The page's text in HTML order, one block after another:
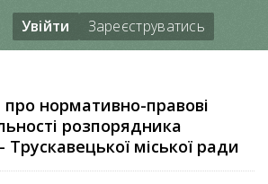
Увійти Зареєструватись
про нормативно-правові
розпорядника
Трускавецької міської ради